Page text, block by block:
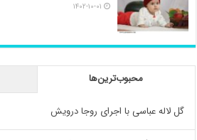
۱۴۰۲-۱۰-۰۱
محبوب‌ترین‌ها
گل لاله عباسی با اجرای روجا درویش